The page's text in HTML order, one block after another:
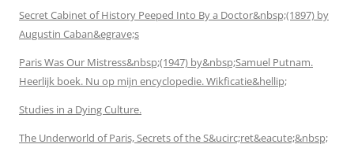
Secret Cabinet of History Peeped Into By a Doctor&nbsp;(1897) by
Augustin Caban&egrave;s
Paris Was Our Mistress&nbsp;(1947) by&nbsp;Samuel Putnam.
Heerlijk boek. Nu op mijn encyclopedie. Wikficatie&hellip;
Studies in a Dying Culture.
The Underworld of Paris, Secrets of the S&ucirc;ret&eacute;&nbsp;